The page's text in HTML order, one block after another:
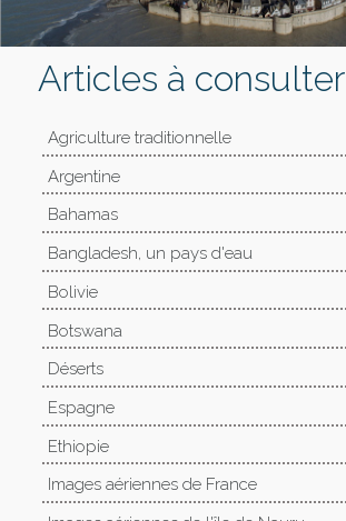
Articles à consulter
Agriculture traditionnelle
Argentine
Bahamas
Bangladesh, un pays d'eau
Bolivie
Botswana
Déserts
Espagne
Ethiopie
Images aériennes de France